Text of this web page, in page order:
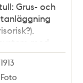
Grus- och
med
1913
Foto